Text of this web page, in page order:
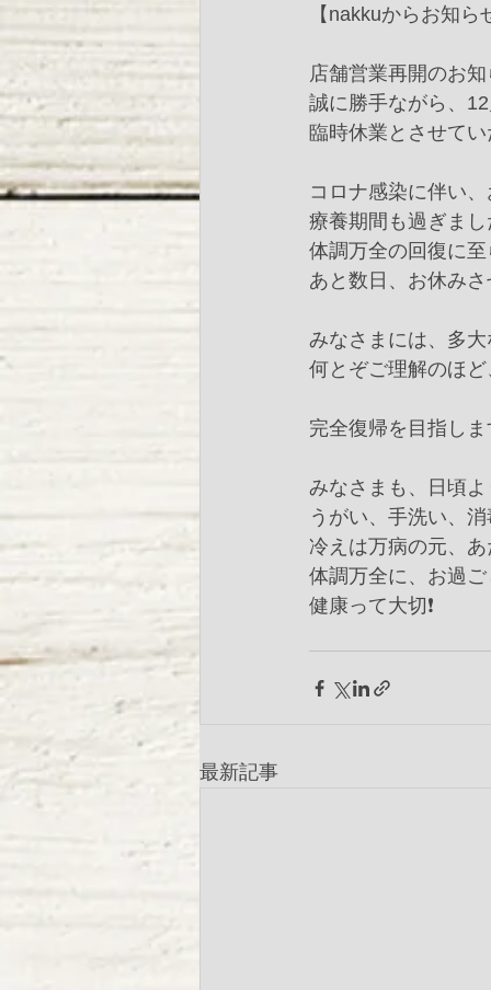
【nakkuからお知ら
店舗営業再開のお
誠に勝手ながら、
臨時休業とさせてい
コロナ感染に伴い
療養期間も過ぎま
体調万全の回復に
あと数日、お休み
みなさまには、多
何とぞご理解のほ
完全復帰を目指しま
みなさまも、日頃
うがい、手洗い、消
冷えは万病の元、
体調万全に、お過ご
健康って大切❗️
最新記事